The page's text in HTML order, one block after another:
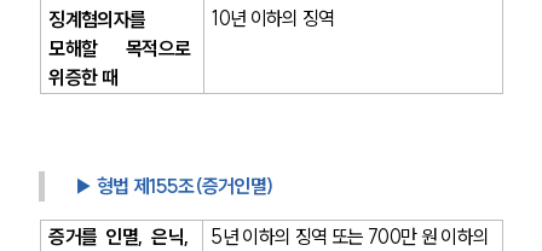
징계혐의자를
모해할 목적으로
위증한 때
10년 이하의 징역
▶ 형법 제155조(증거인멸)
증거를 인멸, 은닉,
5년 이하의 징역 또는 700만 원 이하의